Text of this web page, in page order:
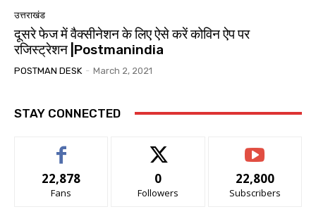
उत्तराखंड
दूसरे फेज में वैक्सीनेशन के लिए ऐसे करें कोविन ऐप पर
रजिस्ट्रेशन |Postmanindia
POSTMAN DESK - March 2, 2021
STAY CONNECTED
22,878
Fans
0
Followers
22,800
Subscribers